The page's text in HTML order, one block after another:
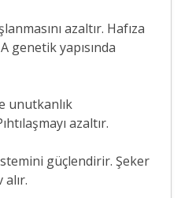
azaltır. Hafıza
genetik yapısında
unutkanlık
azaltır.
güçlendirir. Şeker